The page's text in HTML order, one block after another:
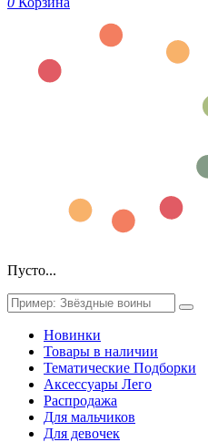
Пусто...
Новинки
Товары в наличии
Тематические Подборки
Аксессуары Лего
Распродажа
Для мальчиков
Для девочек